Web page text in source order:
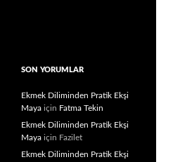
SON YORUMLAR
Ekmek Diliminden Pratik Ekşi
Maya için Fatma Tekin
Ekmek Diliminden Pratik Ekşi
Maya için Fazilet
Ekmek Diliminden Pratik Ekşi